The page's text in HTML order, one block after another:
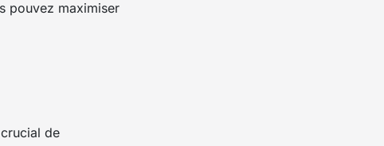
pouvez maximiser
de